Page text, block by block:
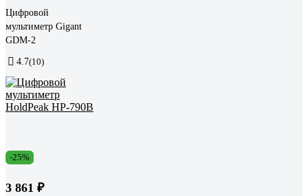
Цифровой
мультиметр Gigant
GDM-2
4.7(10)
-25%
3 861 ₽